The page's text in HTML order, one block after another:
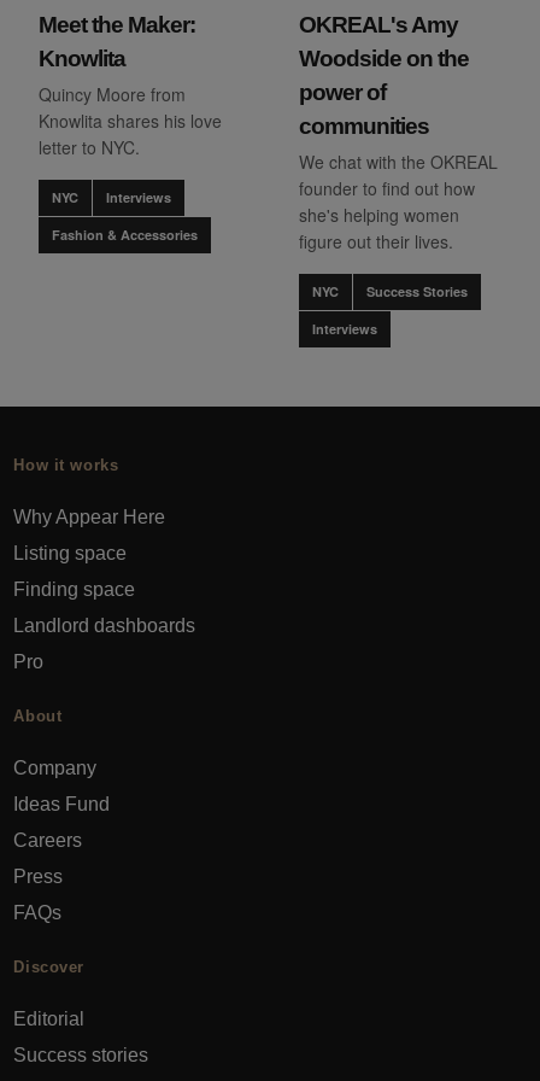
Meet the Maker:
Knowlita
Quincy Moore from
Knowlita shares his love
letter to NYC.
NYC Interviews
Fashion & Accessories
OKREAL's Amy
Woodside on the
power of
communities
We chat with the OKREAL
founder to find out how
she's helping women
figure out their lives.
NYC Success Stories
Interviews
How it works
Why Appear Here
Listing space
Finding space
Landlord dashboards
Pro
About
Company
Ideas Fund
Careers
Press
FAQs
Discover
Editorial
Success stories